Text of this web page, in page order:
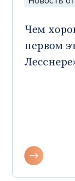
Чем
первом